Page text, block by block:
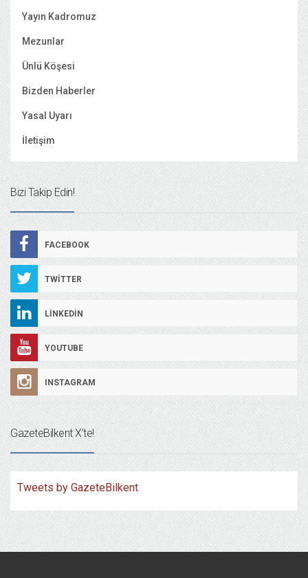
Yayın Kadromuz
Mezunlar
Ünlü Köşesi
Bizden Haberler
Yasal Uyarı
İletişim
Bizi Takip Edin!
FACEBOOK
TWITTER
LINKEDIN
YOUTUBE
INSTAGRAM
GazeteBilkent X’te!
Tweets by GazeteBilkent